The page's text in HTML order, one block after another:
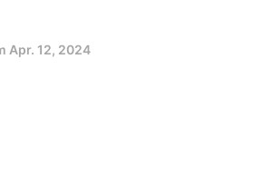
Apr. 12, 2024